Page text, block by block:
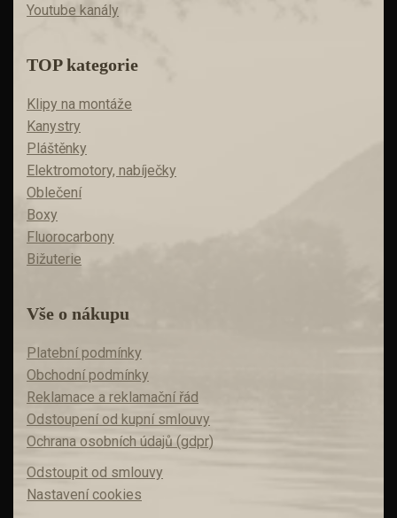
Youtube kanály
TOP kategorie
Klipy na montáže
Kanystry
Pláštěnky
Elektromotory, nabíječky
Oblečení
Boxy
Fluorocarbony
Bižuterie
Vše o nákupu
Platební podmínky
Obchodní podmínky
Reklamace a reklamační řád
Odstoupení od kupní smlouvy
Ochrana osobních údajů (gdpr)
Odstoupit od smlouvy
Nastavení cookies